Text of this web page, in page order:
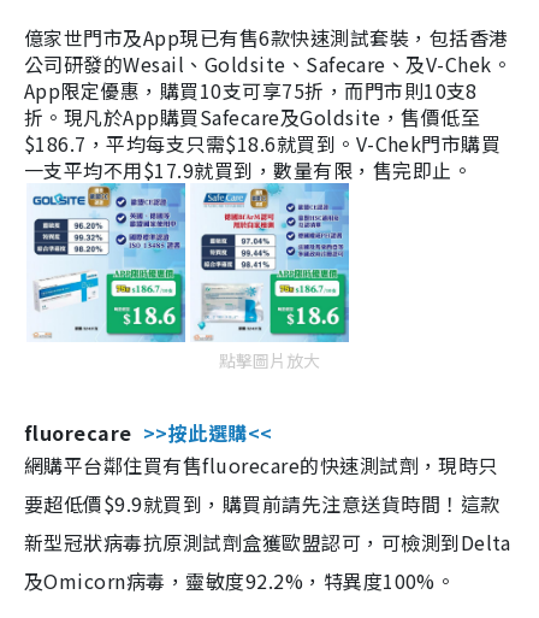
億家世門市及App現已有售6款快速測試套裝，包括香港
公司研發的Wesail、Goldsite、Safecare、及V-Chek。
App限定優惠，購買10支可享75折，而門市則10支8
折。現凡於App購買Safecare及Goldsite，售價低至
$186.7，平均每支只需$18.6就買到。V-Chek門市購買
一支平均不用$17.9就買到，數量有限，售完即止。
點擊圖片放大
fluorecare >>按此選購<<
網購平台鄰住買有售fluorecare的快速測試劑，現時只
要超低價$9.9就買到，購買前請先注意送貨時間！這款
新型冠狀病毒抗原測試劑盒獲歐盟認可，可檢測到Delta
及Omicorn病毒，靈敏度92.2%，特異度100%。